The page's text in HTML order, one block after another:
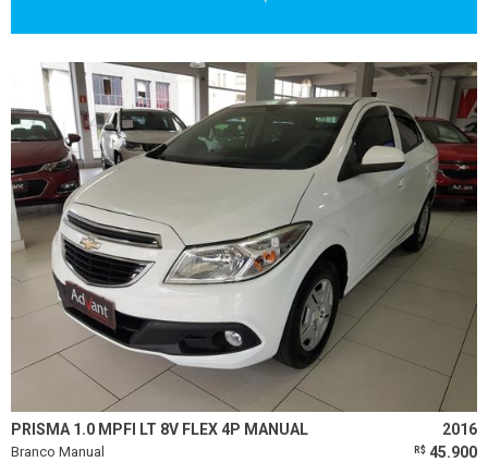
PRISMA 1.0 MPFI LT 8V FLEX 4P MANUAL 2016
Branco Manual R$ 45.900